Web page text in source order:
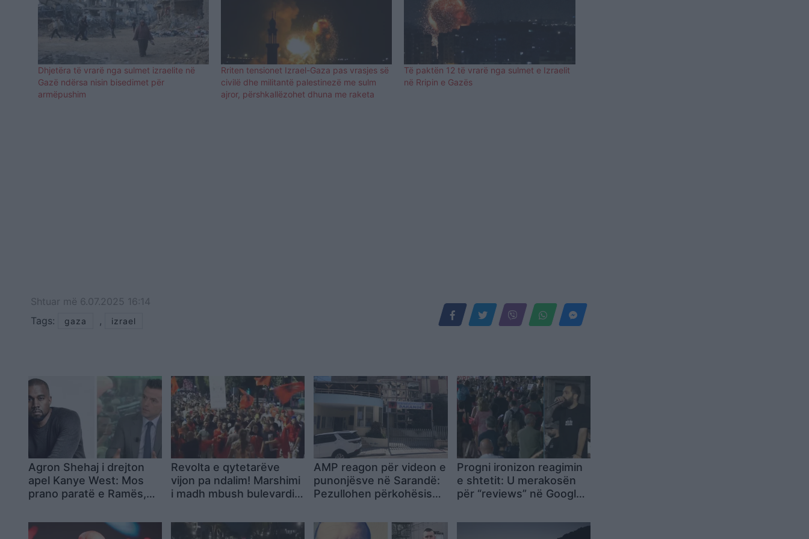
Dhjetëra të vrarë nga sulmet izraelite në
Gazë ndërsa nisin bisedimet për
armëpushim
Rriten tensionet Izrael-Gaza pas vrasjes së
civilë dhe militantë palestinezë me sulm
ajror, përshkallëzohet dhuna me raketa
Të paktën 12 të vrarë nga sulmet e Izraelit
në Rripin e Gazës
Shtuar më 6.07.2025 16:14
Tags:
gaza , izrael
Agron Shehaj i drejton
apel Kanye West: Mos
prano paratë e Ramës,
varfër në Europë!
Revolta e qytetarëve
vijon pa ndalim! Marshimi
i madh mbush bulevardin
brohorasin: Arrestoni
Ramën!
AMP reagon për videon e
punonjësve në Sarandë:
Pezullohen përkohësisht
disiplinor
Progni ironizon reagimin
e shtetit: U merakosën
për “reviews” në Google,
arrestuar Ballukun,
Agasin apo Karçanajn